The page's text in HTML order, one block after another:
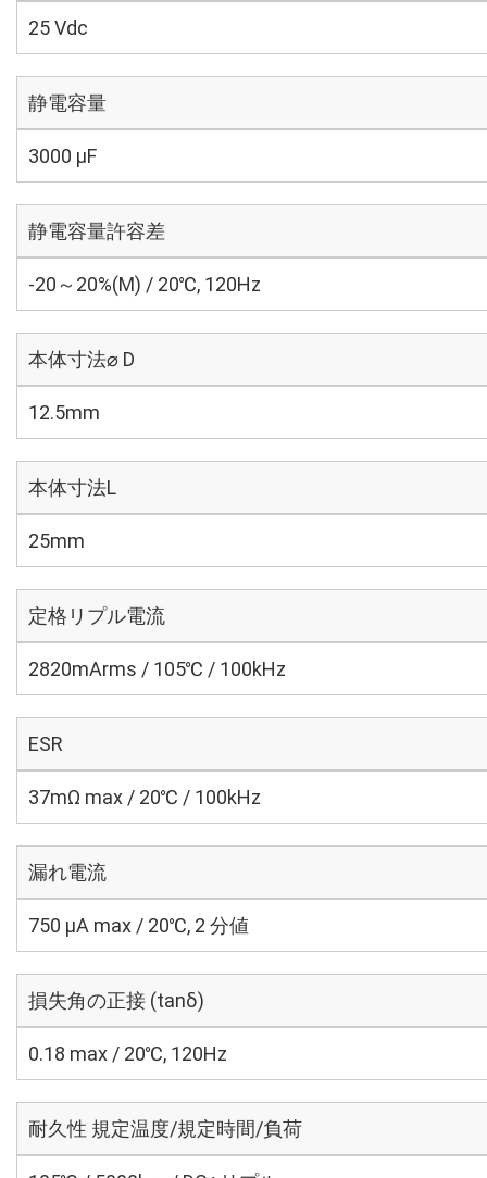
25 Vdc
静電容量
3000 µF
静電容量許容差
-20～20%(M) / 20℃, 120Hz
本体寸法⌀ D
12.5mm
本体寸法L
25mm
定格リプル電流
2820mArms / 105℃ / 100kHz
ESR
37mΩ max / 20℃ / 100kHz
漏れ電流
750 μA max / 20℃, 2 分値
損失角の正接 (tanδ)
0.18 max / 20℃, 120Hz
耐久性 規定温度/規定時間/負荷